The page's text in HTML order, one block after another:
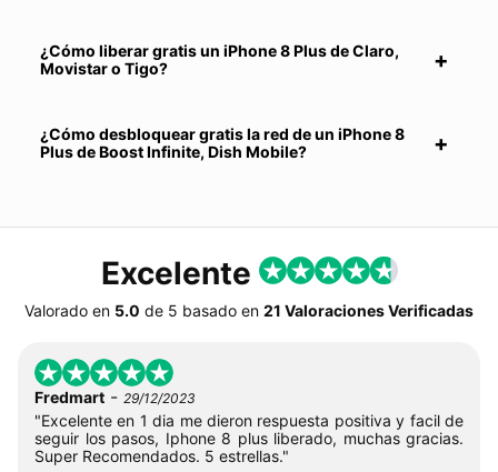
¿Cómo liberar gratis un iPhone 8 Plus de Claro,
Movistar o Tigo?
¿Cómo desbloquear gratis la red de un iPhone 8
Plus de Boost Infinite, Dish Mobile?
Excelente
Valorado en 5.0 de 5 basado en 21 Valoraciones Verificadas
Fredmart - 29/12/2023
"Excelente en 1 dia me dieron respuesta positiva y facil de
seguir los pasos, Iphone 8 plus liberado, muchas gracias.
Super Recomendados. 5 estrellas."